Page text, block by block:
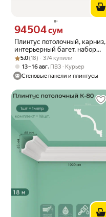
Плинтус потолочный, карниз,
интерьерный багет, набор
2шт. 80х57х1100мм Платина
Cosca A80(2)/937
Цена 94504 сум вместо
94 504сум
Рейтинг товара: 5.0 из 5
Оценок: (18) · 374 купили
5.0(18) · 374 купили
13 – 16 авг, ПВЗ
Курьер
Стеновые панели и плинтусы